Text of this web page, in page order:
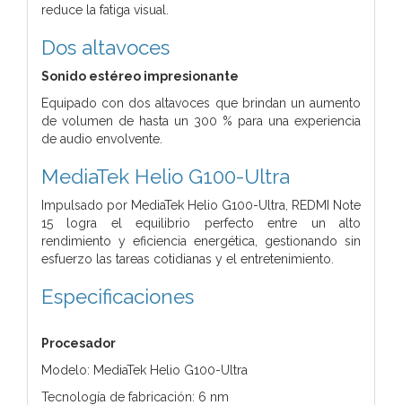
reduce la fatiga visual.
Dos altavoces
Sonido estéreo impresionante
Equipado con dos altavoces que brindan un aumento
de volumen de hasta un 300 % para una experiencia
de audio envolvente.
MediaTek Helio G100-Ultra
Impulsado por MediaTek Helio G100-Ultra, REDMI Note
15 logra el equilibrio perfecto entre un alto
rendimiento y eficiencia energética, gestionando sin
esfuerzo las tareas cotidianas y el entretenimiento.
Especificaciones
Procesador
Modelo: MediaTek Helio G100-Ultra
Tecnología de fabricación: 6 nm